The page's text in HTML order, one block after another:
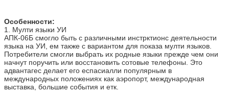
экран касания
19 дюймов
Сделайте Виннсен мобильный поручая киоск
дружелюбным для использования
Компьютер
Стабилизированная промышленная
компьютерная система, уменьшает ваше
обслуживание к минимальному
Особенности:
1. Мулти языки УИ
АПК-06Б смогло быть с различными инстрктионс деятельности
языка на УИ, ем также с вариантом для показа мулти языков.
Потребители смогли выбрать их родные языки прежде чем они
начнут поручить или восстановить сотовые телефоны. Это
адвантагес делает его еспасиалли популярным в
международных положениях как аэропорт, международная
выставка, большие события и етк.